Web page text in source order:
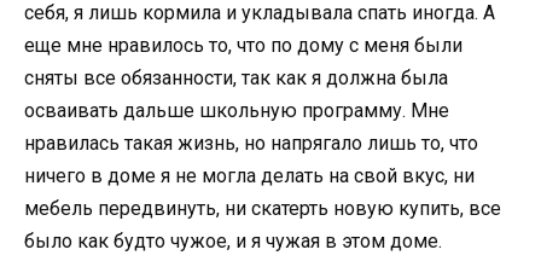
себя, я лишь кормила и укладывала спать иногда. А
еще мне нравилось то, что по дому с меня были
сняты все обязанности, так как я должна была
осваивать дальше школьную программу. Мне
нравилась такая жизнь, но напрягало лишь то, что
ничего в доме я не могла делать на свой вкус, ни
мебель передвинуть, ни скатерть новую купить, все
было как будто чужое, и я чужая в этом доме.